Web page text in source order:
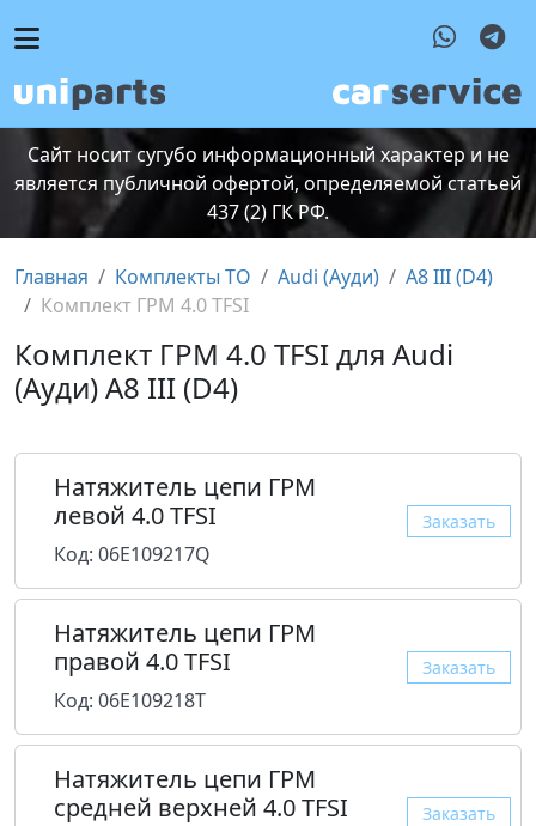
Сайт носит сугубо информационный характер и не
является публичной офертой, определяемой статьей
437 (2) ГК РФ.
Главная Комплекты ТО Audi (Ауди)
A8 III (D4)
Комплект ГРМ 4.0 TFSI
Комплект ГРМ 4.0 TFSI для Audi
(Ауди) A8 III (D4)
Натяжитель цепи ГРМ
левой 4.0 TFSI
Код: 06E109217Q
Заказать
Натяжитель цепи ГРМ
правой 4.0 TFSI
Код: 06E109218T
Заказать
Натяжитель цепи ГРМ
средней верхней 4.0 TFSI
Заказать